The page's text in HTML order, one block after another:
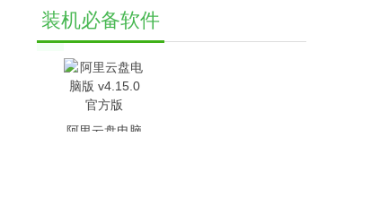
装机必备软件
阿里云盘电脑